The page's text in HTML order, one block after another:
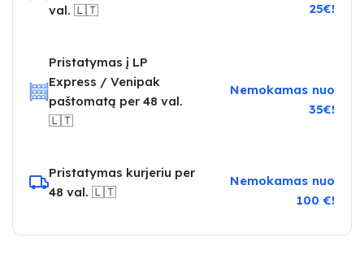
val. 🇱🇹
25€!
Pristatymas į LP
Express / Venipak
paštomatą per 48 val.
🇱🇹
Nemokamas nuo
35€!
Pristatymas kurjeriu per
48 val. 🇱🇹
Nemokamas nuo
100 €!